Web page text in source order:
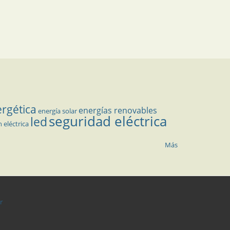
energía solar energías renovables
eléctrica ledseguridad eléctrica
Más